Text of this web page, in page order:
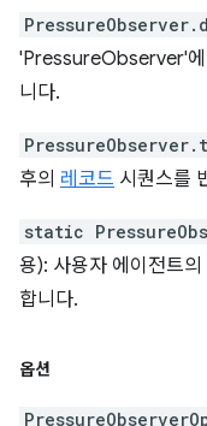
'PressureObserver'에
니다.
후의 레코드 시퀀스를
static
용): 사용자 에이전트
합니다.
옵션